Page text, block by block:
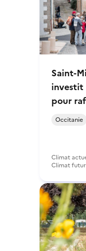
Saint-
investit
pour
Occitanie
Climat
Climat